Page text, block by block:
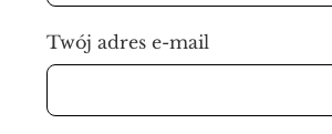
Twój adres e-mail